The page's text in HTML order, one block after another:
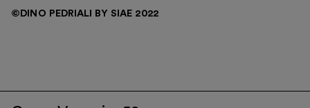
©DINO PEDRIALI BY SIAE 2022